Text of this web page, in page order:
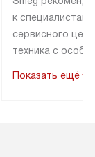
к специалистам
сервисного
техника с
коммуникациям.
Показать ещё